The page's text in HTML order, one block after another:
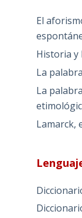
El
Historia y
La
La
Lamarck,